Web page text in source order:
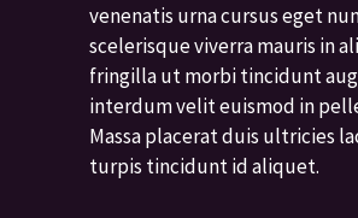
venenatis urna cursus eget
scelerisque viverra mauris in
fringilla ut morbi tincidunt
interdum velit euismod in
Massa placerat duis ultricies
turpis tincidunt id aliquet.